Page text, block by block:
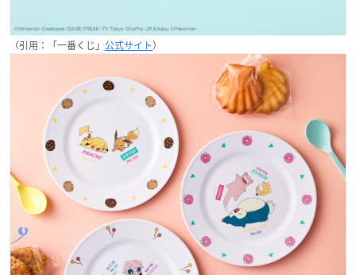
（引用：「一番くじ」 公式サイト）